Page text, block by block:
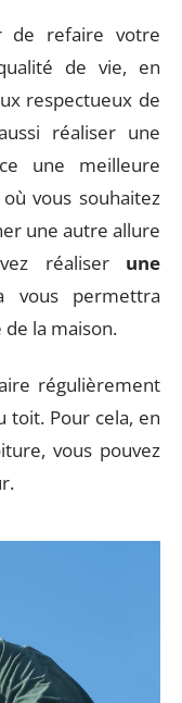
de refaire votre
de vie, en
respectueux de
réaliser une
une meilleure
vous souhaitez
une autre allure
réaliser une
vous permettra
de la maison.
régulièrement
toit. Pour cela, en
vous pouvez